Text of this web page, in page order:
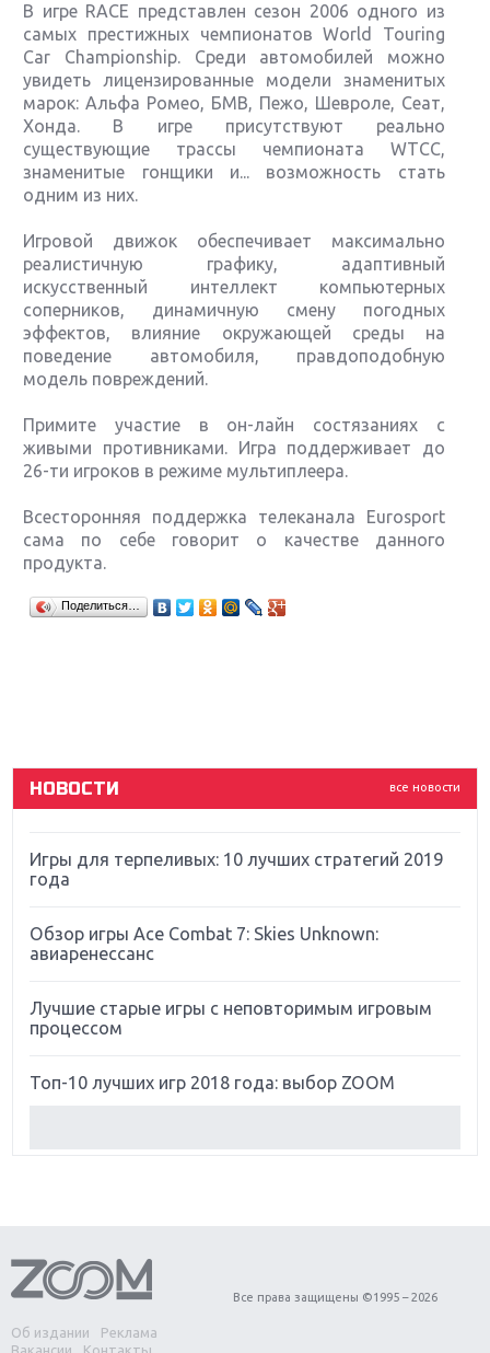
В игре RACE представлен сезон 2006 одного из
самых престижных чемпионатов World Touring
Car Championship. Среди автомобилей можно
увидеть лицензированные модели знаменитых
марок: Альфа Ромео, БМВ, Пежо, Шевроле, Сеат,
Хонда. В игре присутствуют реально
существующие трассы чемпионата WTCC,
знаменитые гонщики и... возможность стать
одним из них.
Игровой движок обеспечивает максимально
реалистичную графику, адаптивный
искусственный интеллект компьютерных
соперников, динамичную смену погодных
эффектов, влияние окружающей среды на
поведение автомобиля, правдоподобную
модель повреждений.
Примите участие в он-лайн состязаниях с
живыми противниками. Игра поддерживает до
26-ти игроков в режиме мультиплеера.
Всесторонняя поддержка телеканала Eurosport
сама по себе говорит о качестве данного
продукта.
Поделиться…
все новости
НОВОСТИ
Крупнейшие релизы мая: Nintendo, Microsoft и
Sony
Far Cry 5: хвалить нельзя ругать
Игры для терпеливых: 10 лучших стратегий 2019
года
Обзор игры Ace Combat 7: Skies Unknown:
авиаренессанс
Лучшие старые игры с неповторимым игровым
процессом
Топ-10 лучших игр 2018 года: выбор ZOOM
Обзор игры Forza Horizon 4: вершина эволюции
Две важных новинки для консолей: Spider-Man и
Об издании
Реклама
Вакансии
Контакты
Все права защищены ©1995 – 2026